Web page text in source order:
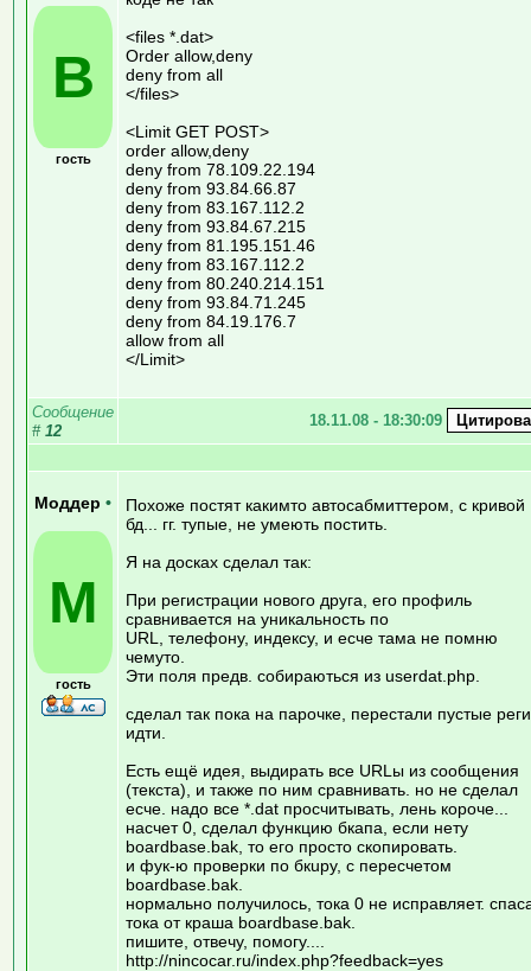
В
гость
<files *.dat>
Order allow,deny
deny from all
</files>
<Limit GET POST>
order allow,deny
deny from 78.109.22.194
deny from 93.84.66.87
deny from 83.167.112.2
deny from 93.84.67.215
deny from 81.195.151.46
deny from 83.167.112.2
deny from 80.240.214.151
deny from 93.84.71.245
deny from 84.19.176.7
allow from all
</Limit>
Сообщение
# 12
18.11.08 - 18:30:09
Моддер •
М
гость
Похоже постят какимто автосабмиттером, с кривой
бд... гг. тупые, не умеють постить.
Я на досках сделал так:
При регистрации нового друга, его профиль
сравнивается на уникальность по
URL, телефону, индексу, и есче тама не помню
чемуто.
Эти поля предв. собираються из userdat.php.
сделал так пока на парочке, перестали пустые реги
идти.
Есть ещё идея, выдирать все URLы из сообщения
(текста), и также по ним сравнивать. но не сделал
есче. надо все *.dat просчитывать, лень короче...
насчет 0, сделал функцию бкапа, если нету
boardbase.bak, то его просто скопировать.
и фук-ю проверки по бкupу, с пересчетом
boardbase.bak.
нормально получилось, тока 0 не исправляет.
тока от краша boardbase.bak.
пишите, отвечу, помогу....
http://nincocar.ru/index.php?feedback=yes